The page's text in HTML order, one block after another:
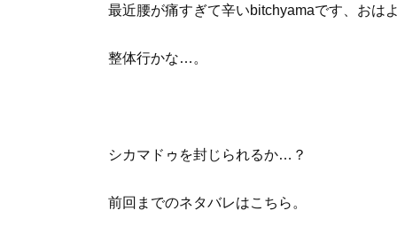
最近腰が痛すぎて辛いbitchyamaです、おは
整体行かな…。
シカマドゥを封じられるか…？
前回までのネタバレはこちら。